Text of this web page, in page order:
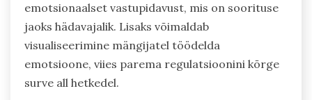
emotsionaalset vastupidavust, mis on soorituse
jaoks hädavajalik. Lisaks võimaldab
visualiseerimine mängijatel töödelda
emotsioone, viies parema regulatsioonini kõrge
surve all hetkedel.